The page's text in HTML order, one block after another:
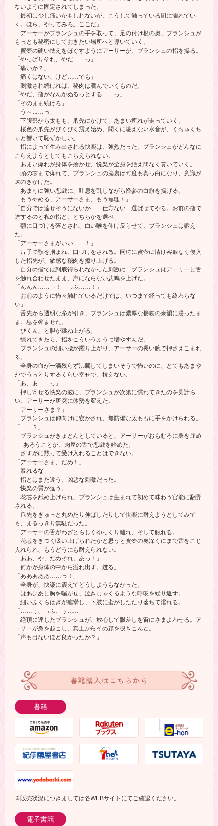
ないように固定されてしまった。
「最初は少し痛いかもしれないが、こうして触っている間に濡れてい
く。ほら、やってみろ。ここだ」
アーサーがブランシュの手を取って、足の付け根の奥、ブランシュが
もっとも秘密にしておきたい場所へと導いていく。
蜜壺の硬い怯えをほぐすようにアーサーが、ブランシュの指を操る。
「やっぱりそれ、やだ……っ」
「痛いか？」
「痛くはない、けど……でも」
刺激され続ければ、秘肉は潤んでいくものだ。
「やだ、指がなんかぬるっとする……っ」
「そのまま続けろ」
「う～……っ」
下腹部から太もも、爪先にかけて、あまい痺れが走っていく。
桜色の爪先がびくびく震え始め、聞くに堪えない水音が、くちゅくち
ゅと響いて恥ずかしい。
指によって生み出される快楽は、強烈だった。ブランシュがどんなに
こらえようとしてもこらえられない。
あまい痺れが身体を蕩かせ、悦楽が全身を絶え間なく貫いていく。
頭の芯まで痺れて、ブランシュの脳裏は何度も真っ白になり、意識が
遠のきかけた。
あまりに強い悪戯に、吐息を乱しながら降参の白旗を掲げる。
「もうやめる、アーサーさま、もう無理！」
「自分では達せそうにないか……仕方ない、選ばせてやる。お前の指で
達するのと私の指と、どちらかを選べ」
額に口づけを落とされ、白い喉を仰け反らせて、ブランシュは訴え
た。
「アーサーさまがいい……！」
片手で顎を掴まれ、口づけをされる。同時に蜜壺に情け容赦なく侵入
した指先が、敏感な秘肉を擦り上げる。
自分の指では到底得られなかった刺激に、ブランシュはアーサーと舌
を触れ合わせたまま、声にならない悲鳴を上げた。
「んんん……っ！ っふ……！」
「お前のように怖々触れているだけでは、いつまで経っても終わらな
い」
舌先から透明な糸が引き、ブランシュは濃厚な接吻の余韻に浸ったま
ま、息を弾ませた。
びくん、と脚が跳ね上がる。
「慣れてきたら、指をこういうふうに増やすんだ」
ブランシュの細い腰が躍り上がり、アーサーの長い腕で押さえこまれ
る。
全身の血が一滴残らず沸騰してしまいそうで怖いのに、とてもあまや
かでうっとりするくらい幸せで、抗えない。
「あ、あ……っ」
押し寄せる快楽の波に、ブランシュが次第に慣れてきたのを見計ら
い、アーサーが唐突に体勢を変えた。
「アーサーさま？」
ブランシュは仰向けに寝かされ、無防備な太ももに手をかけられる。
「……？」
ブランシュがきょとんとしていると、アーサーがおもむろに身を屈め
──あろうことか、肉厚の舌で悪戯を始めた。
さすがに黙って受け入れることはできない。
「アーサーさま、だめ！」
「暴れるな」
指とはまた違う、凶悪な刺激だった。
快楽の質が違う。
花芯を舐め上げられ、ブランシュは生まれて初めて味わう官能に翻弄
される。
爪先をぎゅっと丸めたり伸ばしたりして快楽に耐えようとしてみて
も、まるっきり無駄だった。
アーサーの舌がわざとらしくゆっくり離れ、そして触れる。
花芯をきつく吸い上げられたかと思うと蜜壺の奥深くにまで舌をこじ
入れられ、もうどうにも耐えられない。
「ああ、や、だめそれ、あっ！」
何かが身体の中から溢れ出す。迸る。
「あああああ……っ！」
全身が、快楽に震えてどうしようもなかった。
はあはあと胸を喘がせ、泣きじゃくるような呼吸を繰り返す。
細いふくらはぎが痙攣し、下肢に蜜がしたたり落ちて濡れる。
「……ぅ、っふ、ぅ……」
絶頂に達したブランシュが、放心して眼差しを宙にさまよわせる。ア
ーサーが身を起こし、真上からその顔を覗きこんだ。
「声も出ないほど良かったか？」
書籍購入はこちらから
書籍
※販売状況につきましては各WEBサイトにてご確認ください。
電子書籍